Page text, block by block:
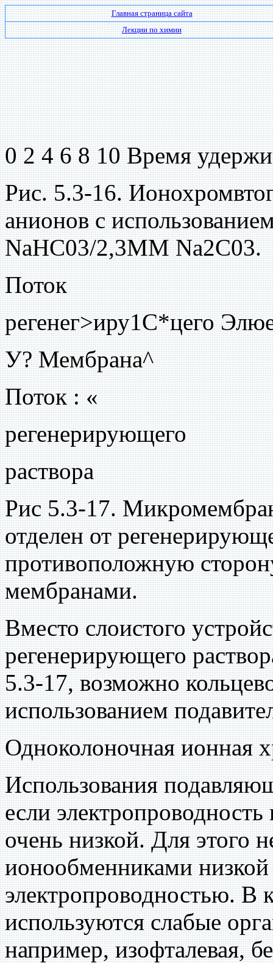
Главная страница сайта
Лекции по химии
0 2 4 6 8 10 Время
Рис. 5.3-16.
анионов с
NaHC03/2,3MM Na2C03.
Поток
регенег>иру1С*цего
У? Мембрана^
Поток : «
регенерирующего
раствора
Рис 5.3-17.
отделен от
противоположную
мембранами.
Вместо слоистого
регенерирующего
5.3-17, возможно
использованием
Одноколоночная ионная
Использования
если
очень низкой. Для этого
ионообменниками
электропроводностью. В
используются слабые
например, изофталевая,